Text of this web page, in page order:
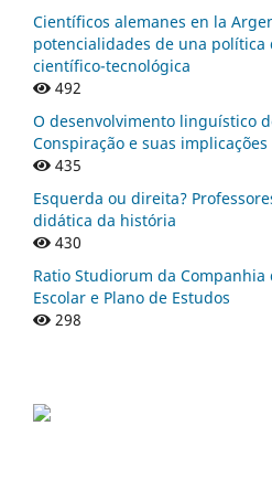
Científicos alemanes en la
potencialidades de una política
científico-tecnológica
492
O desenvolvimento linguístico
Conspiração e suas
435
Esquerda ou direita?
didática da história
430
Ratio Studiorum da Companhia
Escolar e Plano de Estudos
298